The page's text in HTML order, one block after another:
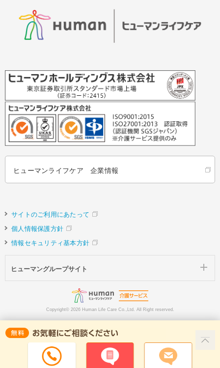
ヒューマンライフケア 企業情報
サイトのご利用にあたって
個人情報保護方針
情報セキュリティ基本方針
ヒューマングループサイト
Copyright© 2026 Human Life Care Co.,Ltd. All Right reserved.